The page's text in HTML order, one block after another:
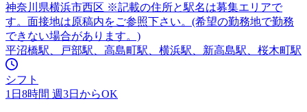
神奈川県横浜市西区 ※記載の住所と駅名は募集エリアで
す。面接地は原稿内をご参照下さい。(希望の勤務地で勤務
できない場合があります。)
平沼橋駅、戸部駅、高島町駅、横浜駅、新高島駅、桜木町駅
シフト
1日8時間 週3日からOK